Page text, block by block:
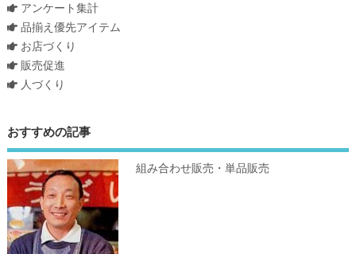
アンケート集計
品揃え優先アイテム
お店づくり
販売促進
人づくり
おすすめの記事
組み合わせ販売・単品販売